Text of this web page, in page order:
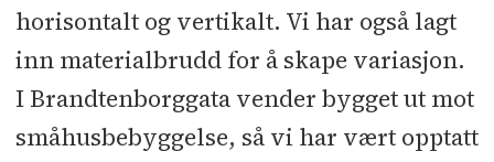
horisontalt og vertikalt. Vi har også lagt
inn materialbrudd for å skape variasjon.
I Brandtenborggata vender bygget ut mot
småhusbebyggelse, så vi har vært opptatt